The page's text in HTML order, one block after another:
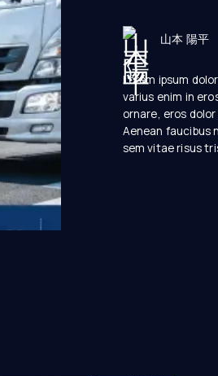
山本 陽平
Lorem ipsum
varius enim in
ornare, eros
Aenean faucibus
sem vitae risus